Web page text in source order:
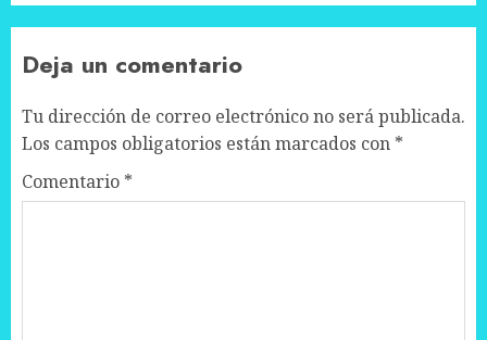
Deja un comentario
Tu dirección de correo electrónico no será publicada.
Los campos obligatorios están marcados con *
Comentario *